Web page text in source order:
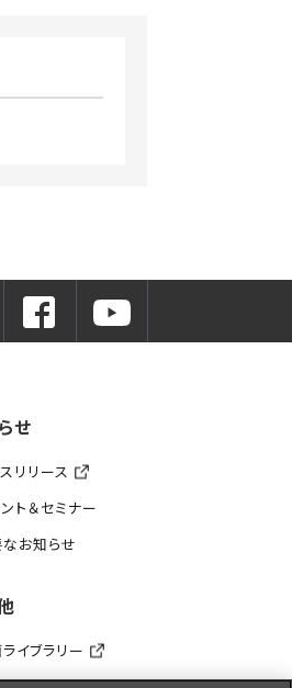
せ
リリース
ト＆セミナー
お知らせ
イブラリー